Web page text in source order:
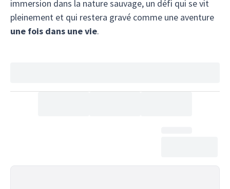
immersion dans la nature sauvage, un défi qui se vit
pleinement et qui restera gravé comme une aventure
une fois dans une vie.